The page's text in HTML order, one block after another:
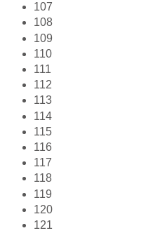
107
108
109
110
111
112
113
114
115
116
117
118
119
120
121